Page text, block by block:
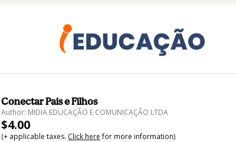
Conectar Pais e Filhos
Author: MIDIA EDUCAÇÃO E COMUNICAÇÃO LTDA
$4.00
(+ applicable taxes. Click herefor more information)